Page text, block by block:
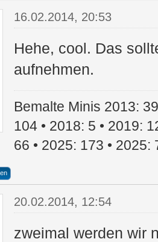
16.02.2014, 20:53
Hehe, cool. Das
aufnehmen.
Bemalte Minis 2013:
104 • 2018: 5 • 2019:
66 • 2025: 173 • 2025:
20.02.2014, 12:54
zweimal werden wir